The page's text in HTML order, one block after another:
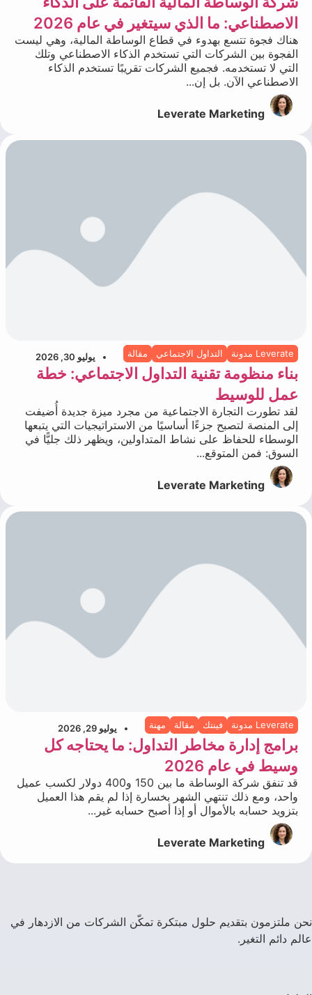
الاصطناعي: ما الذي سيتغير في عام 2026
هناك فجوة تتسع بهدوء في قطاع الوساطة المالية، وهي ليست
الفجوة بين الشركات التي تستخدم الذكاء الاصطناعي وتلك
التي لا تستخدمه. فجميع الشركات تقريبًا تستخدم الذكاء
الاصطناعي الآن. بل إن...
Leverate Marketing
Leverate مدونة التداول الاجتماعي مقالة يوليو 30, 2026
بناء منظومة تقنية التداول الاجتماعي: خطة
عمل للوسيط
لقد تطورت التجارة الاجتماعية من مجرد ميزة جديدة أُضيفت
إلى المنصة لتصبح جزءًا أساسيًا من الاستراتيجيات التي يتبعها
الوسطاء للحفاظ على نشاط المتداولين، ويظهر ذلك جليًّا في
السوق: فمن المتوقع...
Leverate Marketing
Leverate مدونة فينتك مقالة مهنة يوليو 29, 2026
برامج إدارة مخاطر التداول: ما يحتاجه كل
وسيط في عام 2026
قد تنفق شركة الوساطة ما بين 150 و400 دولار لكسب عميل
واحد، ومع ذلك تنتهي الشهر بخسارة إذا لم يقم هذا العميل
بتزويد حسابه بالأموال أو إذا أصبح حسابه غير...
Leverate Marketing
نحن ملتزمون بتقديم حلول مبتكرة تمكّن الشركات من الازدهار في
عالم دائم التغير.